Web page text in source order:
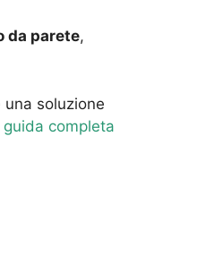
da parete,
soluzione
guida completa